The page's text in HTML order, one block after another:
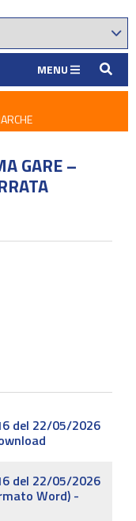
MENU
GARE –
del 22/05/2026
del 22/05/2026
Word) -